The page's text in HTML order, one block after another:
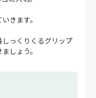
きます。
っくりくるグリップ
しょう。